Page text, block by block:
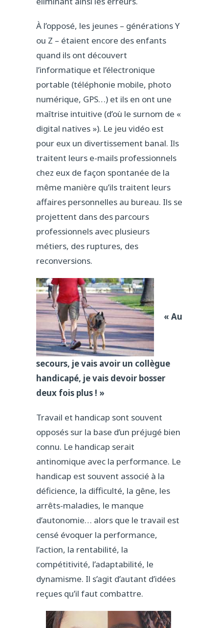
À l’opposé, les jeunes – générations Y
ou Z – étaient encore des enfants
quand ils ont découvert
l’informatique et l’électronique
portable (téléphonie mobile, photo
numérique, GPS…) et ils en ont une
maîtrise intuitive (d’où le surnom de «
digital natives »). Le jeu vidéo est
pour eux un divertissement banal. Ils
traitent leurs e-mails professionnels
chez eux de façon spontanée de la
même manière qu’ils traitent leurs
affaires personnelles au bureau. Ils se
projettent dans des parcours
professionnels avec plusieurs
métiers, des ruptures, des
reconversions.
« Au
secours, je vais avoir un collègue
handicapé, je vais devoir bosser
deux fois plus ! »
Travail et handicap sont souvent
opposés sur la base d’un préjugé bien
connu. Le handicap serait
antinomique avec la performance. Le
handicap est souvent associé à la
déficience, la difficulté, la gêne, les
arrêts-maladies, le manque
d’autonomie… alors que le travail est
censé évoquer la performance,
l’action, la rentabilité, la
compétitivité, l’adaptabilité, le
dynamisme. Il s’agit d’autant d’idées
reçues qu’il faut combattre.